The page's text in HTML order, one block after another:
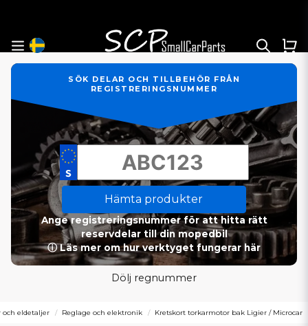
SÖK DELAR OCH TILLBEHÖR FRÅN
REGISTRERINGSNUMMER
Hämta produkter
Ange registreringsnummer för att hitta rätt
reservdelar till din mopedbil
ⓘ Läs mer om hur verktyget fungerar här
Dölj regnummer
och eldetaljer Reglage och elektronik Kretskort torkarmotor bak Ligier / Microcar